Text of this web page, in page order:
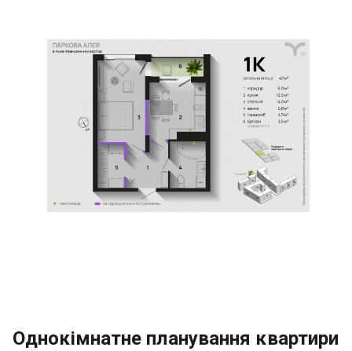
Однокімнатне планування квартири